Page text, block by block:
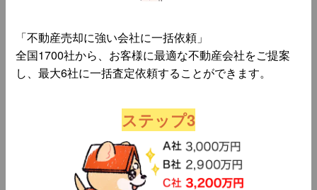
「不動産売却に強い会社に一括依頼」
全国1700社から、お客様に最適な不動産会社をご提案
し、最大6社に一括査定依頼することができます。
ステップ3